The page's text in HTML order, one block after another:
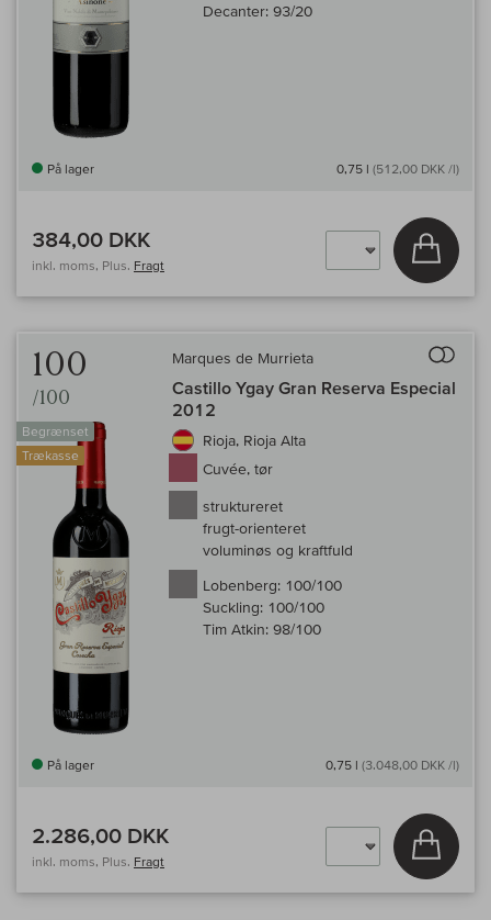
Decanter: 93/20
På lager 0,75 l (512,00 DKK /l)
384,00 DKK
inkl. moms, Plus. Fragt
Læg i
100
/100
Begrænset
Trækasse
Marques de Murrieta
Castillo Ygay Gran Reserva Especial
2012
Rioja, Rioja Alta
Cuvée, tør
struktureret
frugt-orienteret
voluminøs og kraftfuld
Lobenberg: 100/100
Suckling: 100/100
Tim Atkin: 98/100
På lager 0,75 l (3.048,00 DKK /l)
2.286,00 DKK
inkl. moms, Plus. Fragt
Læg i